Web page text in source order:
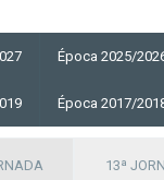
Época 2025/
Época 2017/
13ª